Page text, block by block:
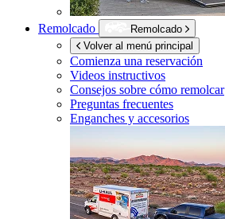
Remolcado
Remolcado
Volver al menú principal
Comienza una reservación
Videos instructivos
Consejos sobre cómo remolcar
Preguntas frecuentes
Enganches y accesorios